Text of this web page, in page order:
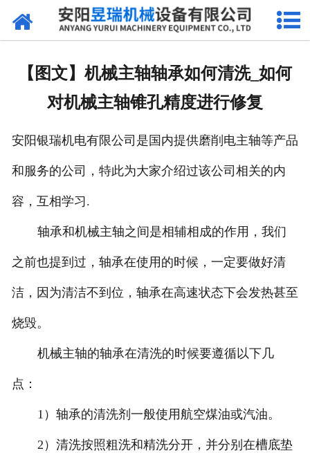
网站首页
【图文】机械主轴轴承如何清洗_如何
对机械主轴锥孔精度进行修复
安阳银瑞机电有限公司是国内提供磨削电主轴等产品
和服务的公司，特此为大家介绍过该公司相关的内
容，互相学习.
轴承和机械主轴之间是相辅相成的作用，我们
之前也提到过，轴承在使用的时候，一定要做好清
洁，因为清洁不到位，轴承在高速状态下会发热甚至
烧毁。
机械主轴的轴承在清洗的时候要遵循以下几
点：
1）轴承的清洗剂一般使用航空煤油或汽油。
2）清洗按照粗洗和精洗分开，并分别在槽底垫